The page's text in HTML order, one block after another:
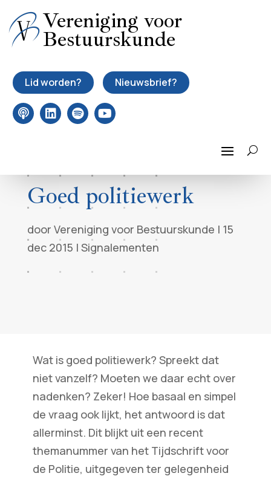
Vereniging voor
Bestuurskunde
Lid worden? Nieuwsbrief?
Goed politiewerk
door Vereniging voor Bestuurskunde | 15
dec 2015 | Signalementen
Wat is goed politiewerk? Spreekt dat
niet vanzelf? Moeten we daar echt over
nadenken? Zeker! Hoe basaal en simpel
de vraag ook lijkt, het antwoord is dat
allerminst. Dit blijkt uit een recent
themanummer van het Tijdschrift voor
de Politie, uitgegeven ter gelegenheid